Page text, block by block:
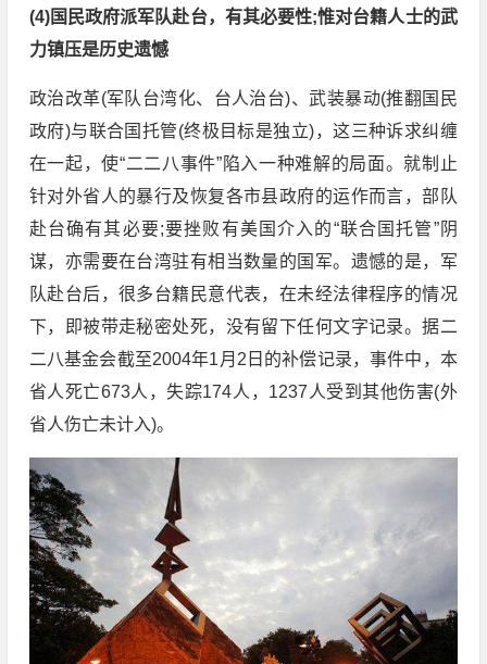
(4)国民政府派军队赴台，有其必要性;惟对台籍人士的武
力镇压是历史遗憾
政治改革(军队台湾化、台人治台)、武装暴动(推翻国民
政府)与联合国托管(终极目标是独立)，这三种诉求纠缠
在一起，使“二二八事件”陷入一种难解的局面。就制止
针对外省人的暴行及恢复各市县政府的运作而言，部队
赴台确有其必要;要挫败有美国介入的“联合国托管”阴
谋，亦需要在台湾驻有相当数量的国军。遗憾的是，军
队赴台后，很多台籍民意代表，在未经法律程序的情况
下，即被带走秘密处死，没有留下任何文字记录。据二
二八基金会截至2004年1月2日的补偿记录，事件中，本
省人死亡673人，失踪174人，1237人受到其他伤害(外
省人伤亡未计入)。